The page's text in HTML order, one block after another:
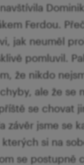
Ferdou.
jak neuměl
pomluvil.
že nikdo
ale že se
se chovat
závěr jsme se
si na
se postupně